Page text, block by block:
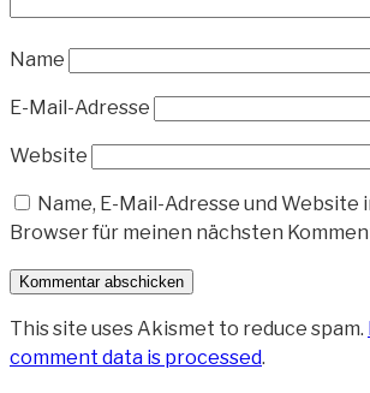
Name
E-Mail-Adresse
Website
Name, E-Mail-Adresse und Website
Browser für meinen nächsten
This site uses Akismet to reduce spam.
comment data is processed.